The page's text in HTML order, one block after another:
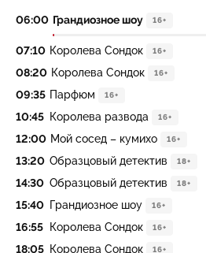
06:00 Грандиозное шоу 16+
07:10 Королева Сондок 16+
08:20 Королева Сондок 16+
09:35 Парфюм 16+
10:45 Королева развода 16+
12:00 Мой сосед – кумихо 16+
13:20 Образцовый детектив 18+
14:30 Образцовый детектив 18+
15:40 Грандиозное шоу 16+
16:55 Королева Сондок 16+
18:05 Королева Сондок 16+